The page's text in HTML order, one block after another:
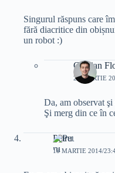
Singurul răspuns care
fără diacritice din
un robot :)
Cristian
20 MARTIE
Da, am observat
Şi merg din ce în
Petru
18 MARTIE 2014/